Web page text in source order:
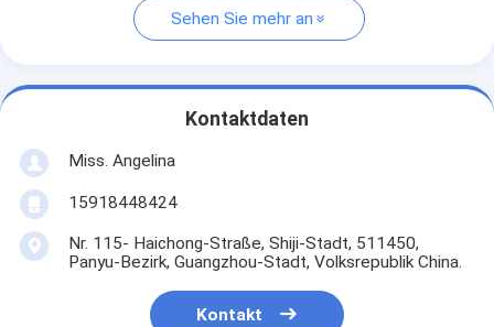
Sehen Sie mehr an
Kontaktdaten
Miss. Angelina
15918448424
Nr. 115- Haichong-Straße, Shiji-Stadt, 511450,
Panyu-Bezirk, Guangzhou-Stadt, Volksrepublik China.
Kontakt